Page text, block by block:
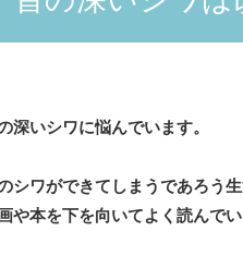
深いシワに悩んでいます。
シワができてしまうであろう生
や本を下を向いてよく読んでい